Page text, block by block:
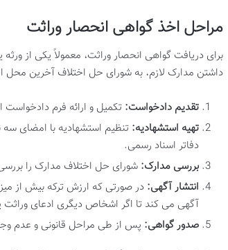
مراحل اخذ گواهی انحصار وراثت
برای دریافت گواهی انحصار وراثت، معمولاً یکی از
داشتن مدارک لازم، به شورای حل اختلاف آخرین محل
تقدیم دادخواست: تکمیل و ارائه فرم
تهیه استشهادیه: تنظیم استشهادیه با امضای
دفاتر اسناد رسمی.
بررسی مدارک: شورای حل اختلاف مدارک را
انتشار آگهی: در صورتی که ارزش ترکه بیش از
آگهی می کند تا اگر اشخاص دیگری ادعای وراثت
صدور گواهی: پس از طی مراحل قانونی و عدم